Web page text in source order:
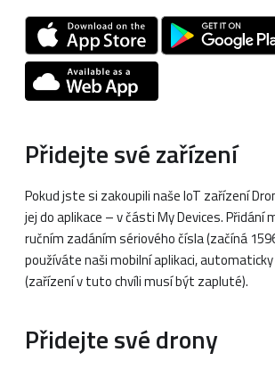
Přidejte své zařízení
Pokud jste si zakoupili naše IoT zařízení
jej do aplikace – v části My Devices.
ručním zadáním sériového čísla (začíná
používáte naši mobilní aplikaci,
(zařízení v tuto chvíli musí být zapluté).
Přidejte své drony